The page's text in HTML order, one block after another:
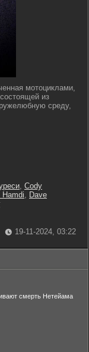
мотоциклами,
из
среду,
, Cody
Hamdi, Dave
19-11-2024, 03:22
смерть Нетейама